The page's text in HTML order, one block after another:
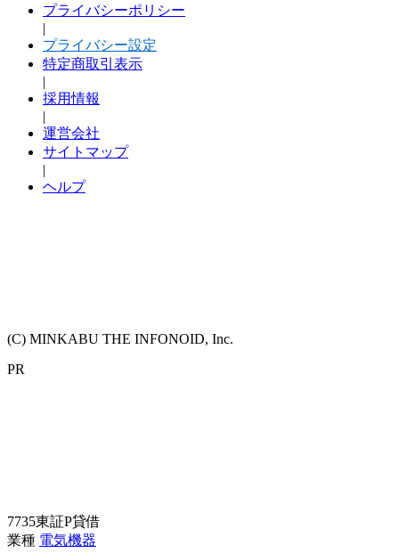
プライバシーポリシー
|
プライバシー設定
特定商取引表示
|
採用情報
|
運営会社
サイトマップ
|
ヘルプ
(C) MINKABU THE INFONOID, Inc.
PR
7735東証P貸借
業種 電気機器